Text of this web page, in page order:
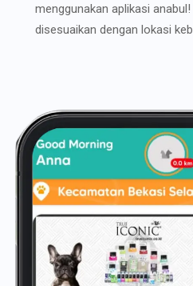
menggunakan aplikasi
disesuaikan dengan lokasi